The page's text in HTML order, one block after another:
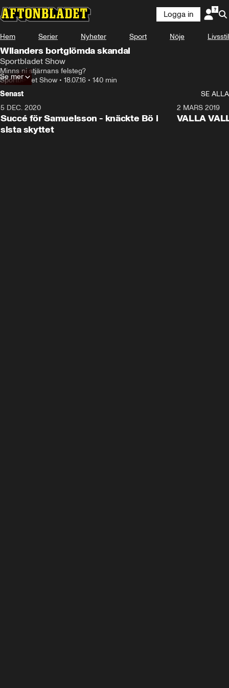
Logga in
Hem Serier Nyheter Sport Nöje Livsstil
Wilanders bortglömda skandal
Sportbladet Show
Minns ni stjärnans felsteg?
Sportbladet Show • 18.07.16 • 140 min
Se mer
Senast
SE ALLA
5 DEC. 2020
Succé för Samuelsson - knäckte Bö i
sista skyttet
2 MARS 2019
VALLA